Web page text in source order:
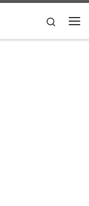
Search